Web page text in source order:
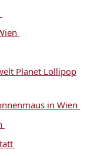
Planet Lollipop
in Wien